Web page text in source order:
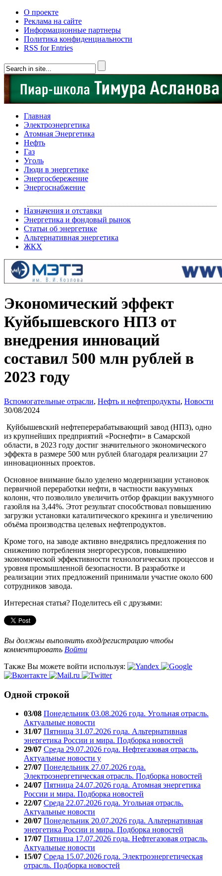
О проекте
Реклама на сайте
Информационные партнеры
Политика конфиденциальности
RSS for Entries
Главная
Электроэнергетика
Атомная Энергетика
Нефть
Газ
Уголь
Люди в энергетике
Энергосбережение
Энергоснабжение
Назначения и отставки
Энергетика и фондовый рынок
Статьи об энергетике
Альтернативная энергетика
ЖКХ
Экономический эффект
Куйбышевского НПЗ от
внедрения инноваций
составил 500 млн рублей в
2023 году
Вспомогательные отрасли, Нефть и нефтепродукты, Новости
30/08/2024
Куйбышевский нефтеперерабатывающий завод (НПЗ), одно
из крупнейших предприятий «Роснефти» в Самарской
области, в 2023 году достиг значительного экономического
эффекта в размере 500 млн рублей благодаря реализации 27
инновационных проектов.
Основное внимание было уделено модернизации установок
первичной переработки нефти, в частности вакуумных
колонн, что позволило увеличить отбор фракции вакуумного
газойля на 3,44%. Этот результат способствовал повышению
загрузки установки каталитического крекинга и увеличению
объёма производства целевых нефтепродуктов.
Кроме того, на заводе активно внедрялись предложения по
снижению потребления энергоресурсов, повышению
экономической эффективности технологических процессов и
уровня промышленной безопасности. В разработке и
реализации этих предложений принимали участие около 600
сотрудников завода.
Интересная статья? Поделитесь ей с друзьями:
Вы должны выполнить вход/регистрацию чтобы
комментировать Войти
Также Вы можете войти используя:
Одной строкой
03/08 Понедельник 03.08.2026 года. Угольная отрасль.
Актуальные новости
31/07 Пятница 31.07.2026 года. Альтернативная
энергетика России и мира. Подборка новостей
29/07 Среда 29.07.2026 года. Нефтегазовая отрасль.
Актуальные новости у
27/07 Понедельник 27.07.2026 года.
Электроэнергетическая отрасль. Подборка новостей
24/07 Пятница 24.07.2026 года. Атомная энергетика
России и мира. Подборка новостей
22/07 Среда 22.07.2026 года. Угольная отрасль.
Актуальные новости
20/07 Понедельник 20.07.2026 года. Альтернативная
энергетика России и мира. Подборка новостей
17/07 Пятница 17.07.2026 года. Нефтегазовая отрасль.
Актуальные новости
15/07 Среда 15.07.2026 года. Электроэнергетическая
отрасль. Подборка новостей